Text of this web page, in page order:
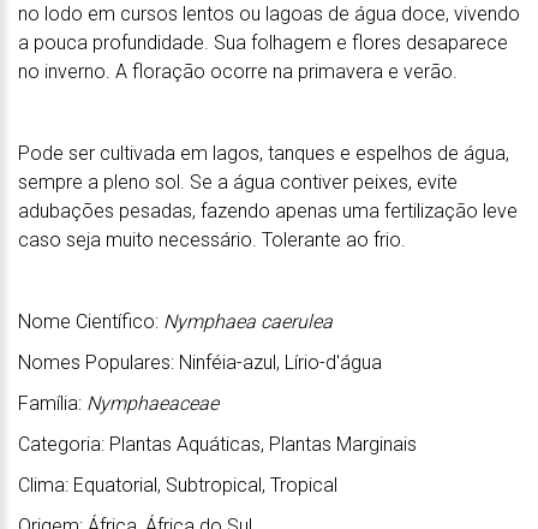
no lodo em cursos lentos ou lagoas de água doce, vivendo
a pouca profundidade. Sua folhagem e flores desaparece
no inverno. A floração ocorre na primavera e verão.
Pode ser cultivada em lagos, tanques e espelhos de água,
sempre a pleno sol. Se a água contiver peixes, evite
adubações pesadas, fazendo apenas uma fertilização leve
caso seja muito necessário. Tolerante ao frio.
Nome Científico: Nymphaea caerulea
Nomes Populares: Ninféia-azul, Lírio-d'água
Família: Nymphaeaceae
Categoria: Plantas Aquáticas, Plantas Marginais
Clima: Equatorial, Subtropical, Tropical